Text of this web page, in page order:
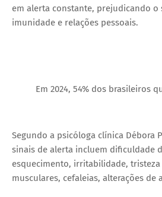
em alerta constante, prejudicando o
imunidade e relações pessoais.
Em 2024, 54% dos brasileiros
Segundo a psicóloga clínica Débora
sinais de alerta incluem dificuldade
esquecimento, irritabilidade,
musculares, cefaleias, alterações de